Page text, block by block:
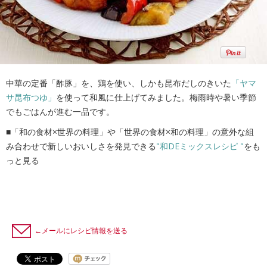
中華の定番「酢豚」を、鶏を使い、しかも昆布だしのきいた 「ヤマ
サ昆布つゆ」 を使って和風に仕上げてみました。梅雨時や暑い季節
でもごはんが進む一品です。
■「和の食材×世界の料理」や「世界の食材×和の料理」の意外な組
み合わせで新しいおいしさを発見できる"和DEミックスレシピ "をも
っと見る
←メールにレシピ情報を送る